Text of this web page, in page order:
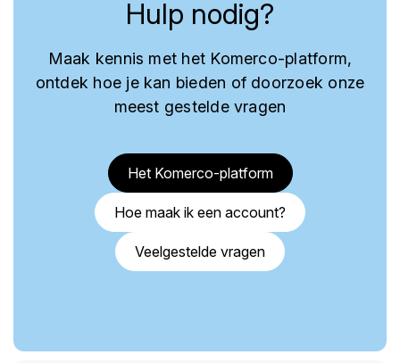
Hulp nodig?
Maak kennis met het Komerco-platform,
ontdek hoe je kan bieden of doorzoek onze
meest gestelde vragen
Het Komerco-platform
Hoe maak ik een account?
Veelgestelde vragen